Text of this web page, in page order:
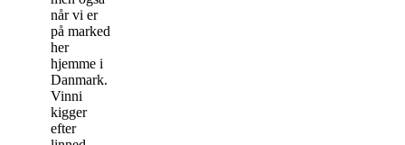
når vi er
på marked
her
hjemme i
Danmark.
Vinni
kigger
efter